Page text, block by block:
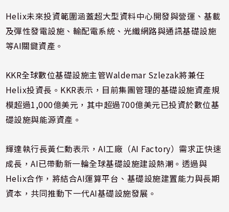
Helix未來投資範圍涵蓋超大型資料中心開發與營運、基載
及彈性發電設施、輸配電系統、光纖網路與通訊基礎設施
等AI關鍵資產。
KKR全球數位基礎設施主管Waldemar Szlezak將兼任
Helix投資長。KKR表示，目前集團管理的基礎設施資產規
模超過1,000億美元，其中超過700億美元已投資於數位基
礎設施與能源資產。
輝達執行長黃仁勳表示，AI工廠（AI Factory）需求正快速
成長，AI已帶動新一輪全球基礎設施建設熱潮。透過與
Helix合作，將結合AI運算平台、基礎設施建置能力與長期
資本，共同推動下一代AI基礎設施發展。